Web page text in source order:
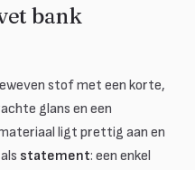
bank
stof met een korte,
glans en een
ligt prettig aan en
statement: een enkel